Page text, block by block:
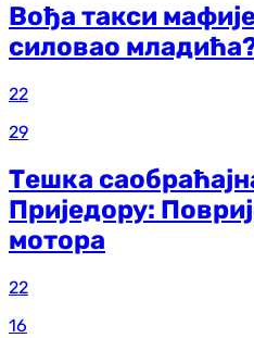
Вођа такси
силовао
22
29
Тешка
Приједору:
мотора
22
16